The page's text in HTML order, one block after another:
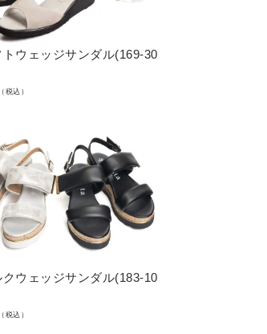
ウェッジサンダル(169-30
（税込）
クウェッジサンダル(183-10
（税込）